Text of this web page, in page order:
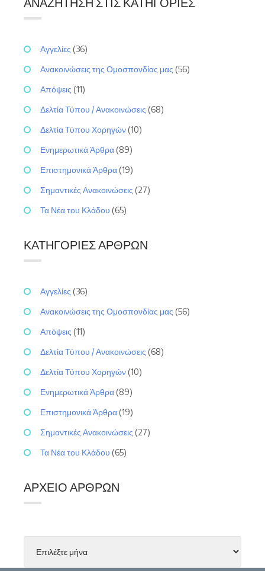
Αγγελίες (36)
Ανακοινώσεις της Ομοσπονδίας μας (56)
Απόψεις (11)
Δελτία Τύπου / Ανακοινώσεις (68)
Δελτία Τύπου Χορηγών (10)
Ενημερωτικά Άρθρα (89)
Επιστημονικά Άρθρα (19)
Σημαντικές Ανακοινώσεις (27)
Τα Νέα του Κλάδου (65)
ΚΑΤΗΓΟΡΊΕΣ ΆΡΘΡΩΝ
Αγγελίες (36)
Ανακοινώσεις της Ομοσπονδίας μας (56)
Απόψεις (11)
Δελτία Τύπου / Ανακοινώσεις (68)
Δελτία Τύπου Χορηγών (10)
Ενημερωτικά Άρθρα (89)
Επιστημονικά Άρθρα (19)
Σημαντικές Ανακοινώσεις (27)
Τα Νέα του Κλάδου (65)
ΑΡΧΕΊΟ ΆΡΘΡΩΝ